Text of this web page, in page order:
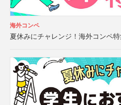
海外コンペ
夏休みにチャレンジ！海外コンペ